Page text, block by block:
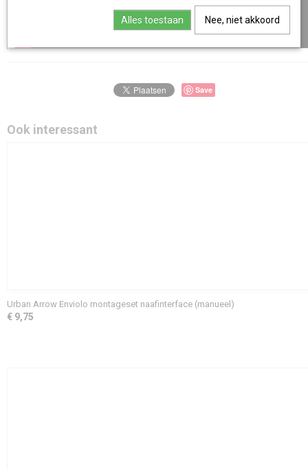
Save
Ook interessant
Urban Arrow Enviolo montageset naafinterface (manueel)
€ 9,75
Alles toestaan Nee, niet akkoord